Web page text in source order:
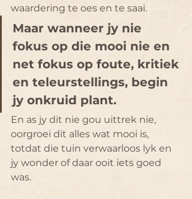
waardering te oes en te saai.
Maar wanneer jy nie
fokus op die mooi nie en
net fokus op foute, kritiek
en teleurstellings, begin
jy onkruid plant.
En as jy dit nie gou uittrek nie,
oorgroei dit alles wat mooi is,
totdat die tuin verwaarloos lyk en
jy wonder of daar ooit iets goed
was.